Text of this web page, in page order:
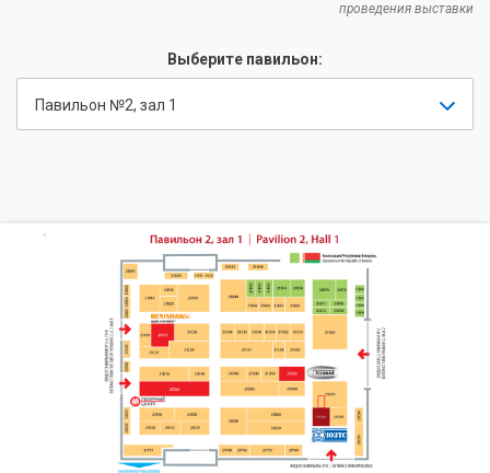
проведения выставки
Выберите павильон:
Павильон №2, зал 1